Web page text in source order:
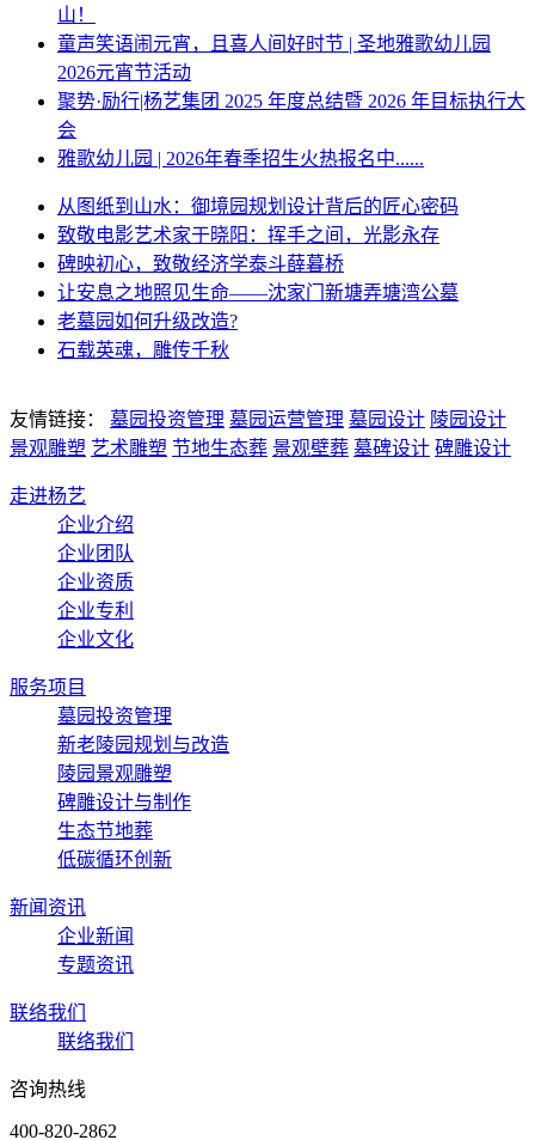
山！
童声笑语闹元宵，且喜人间好时节 | 圣地雅歌幼儿园
2026元宵节活动
聚势·励行|杨艺集团 2025 年度总结暨 2026 年目标执行大
会
雅歌幼儿园 | 2026年春季招生火热报名中......
从图纸到山水：御境园规划设计背后的匠心密码
致敬电影艺术家于晓阳：挥手之间，光影永存
碑映初心，致敬经济学泰斗薛暮桥
让安息之地照见生命——沈家门新塘弄塘湾公墓
老墓园如何升级改造?
石载英魂，雕传千秋
友情链接： 墓园投资管理 墓园运营管理 墓园设计 陵园设计
景观雕塑 艺术雕塑 节地生态葬 景观壁葬 墓碑设计 碑雕设计
走进杨艺
企业介绍
企业团队
企业资质
企业专利
企业文化
服务项目
墓园投资管理
新老陵园规划与改造
陵园景观雕塑
碑雕设计与制作
生态节地葬
低碳循环创新
新闻资讯
企业新闻
专题资讯
联络我们
联络我们
咨询热线
400-820-2862